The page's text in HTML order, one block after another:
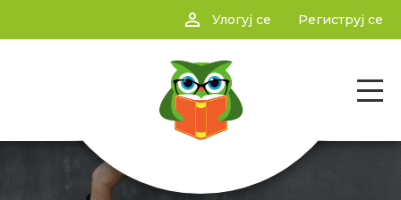
person_outline Улогуј се Региструј се